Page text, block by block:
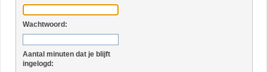
Wachtwoord:
Aantal minuten dat je blijft
ingelogd: